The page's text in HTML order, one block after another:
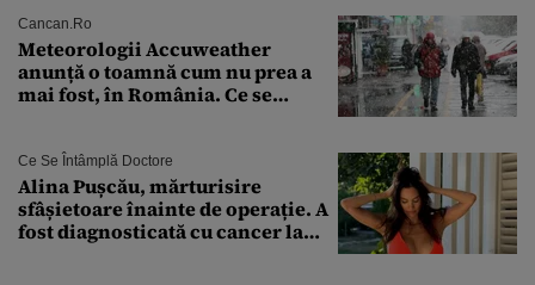
Cancan.ro
Meteorologii Accuweather
anunță o toamnă cum nu prea a
mai fost, în România. Ce se
București. Pe ce dată ninge
Ce Se Întâmplă Doctore
Alina Pușcău, mărturisire
sfâșietoare înainte de operație. A
fost diagnosticată cu cancer la